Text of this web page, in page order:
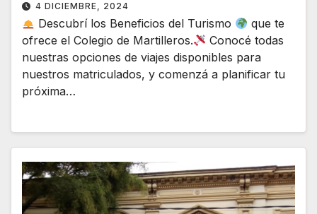
4 DICIEMBRE, 2024
Descubrí los Beneficios del Turismo
que te
ofrece el Colegio de Martilleros.
Conocé todas
nuestras opciones de viajes disponibles para
nuestros matriculados, y comenzá a planificar tu
próxima…